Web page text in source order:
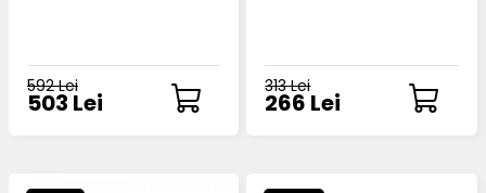
592 Lei
503 Lei
313 Lei
266 Lei